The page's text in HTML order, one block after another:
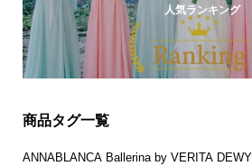
人気ランキング
商品タグ一覧
ANNABLANCA Ballerina by VERITA DEWY